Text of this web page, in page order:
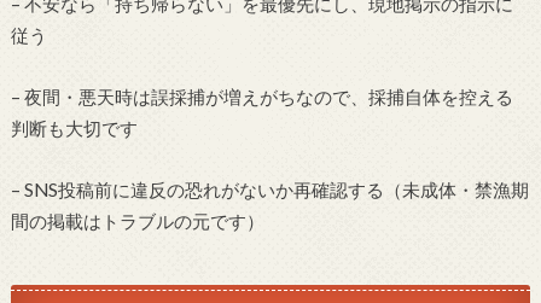
従う
– 夜間・悪天時は誤採捕が増えがちなので、採捕自体を控える
判断も大切です
– SNS投稿前に違反の恐れがないか再確認する（未成体・禁漁期
間の掲載はトラブルの元です）